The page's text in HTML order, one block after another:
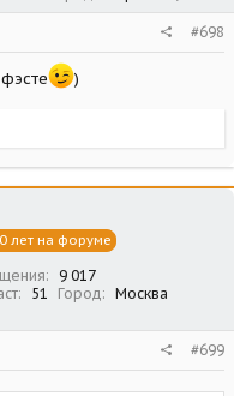
#698
)
лет на форуме
9 017
51 Город
Москва
#699